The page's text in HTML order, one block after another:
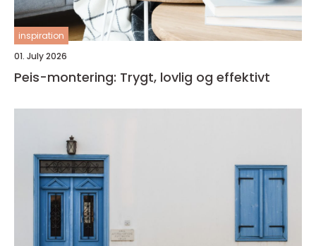
inspiration
01. July 2026
Peis-montering: Trygt, lovlig og effektivt